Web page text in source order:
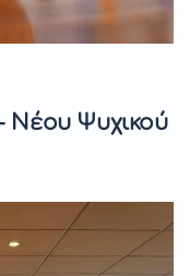
Νέου Ψυχικού